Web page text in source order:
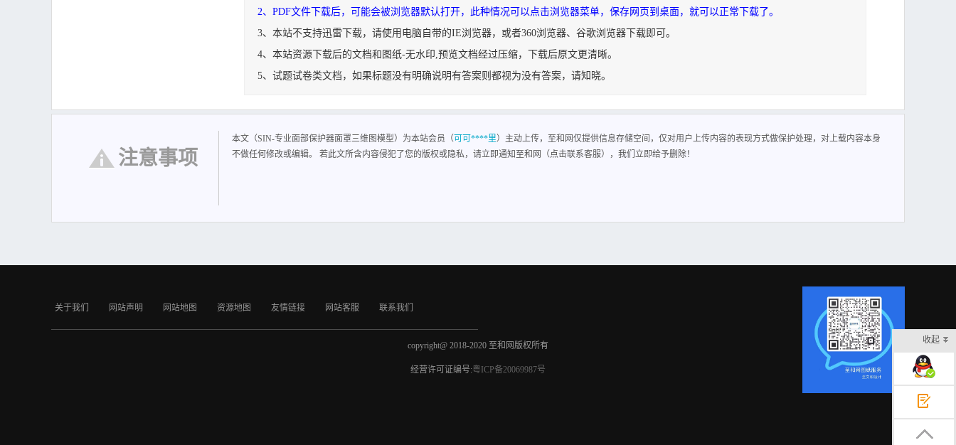
2、PDF文件下载后，可能会被浏览器默认打开，此种情况可以点击浏览器菜单，保存网页到桌面，就可以正常下载了。
3、本站不支持迅雷下载，请使用电脑自带的IE浏览器，或者360浏览器、谷歌浏览器下载即可。
4、本站资源下载后的文档和图纸-无水印,预览文档经过压缩，下载后原文更清晰。
5、试题试卷类文档，如果标题没有明确说明有答案则都视为没有答案，请知晓。
注意事项
本文（SIN-专业面部保护器面罩三维图模型）为本站会员（可可****里）主动上传，至和网仅提供信息存储空间，仅对用户上传内容的表现方式做保护处理，对上载内容本身
不做任何修改或编辑。 若此文所含内容侵犯了您的版权或隐私，请立即通知至和网（点击联系客服），我们立即给予删除！
关于我们 网站声明 网站地图 资源地图 友情链接 网站客服 联系我们
copyright@ 2018-2020 至和网版权所有
经营许可证编号:粤ICP备20069987号
收起
在线客服